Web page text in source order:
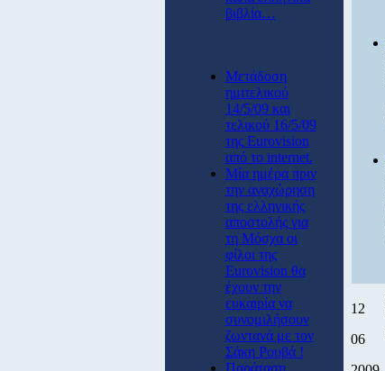
βιβλία…
Μετάδοση
ημιτελικού
14/5/09 και
τελικού 16/5/09
της Eurovision
από το internet.
Μία ημέρα πριν
την αναχώρηση
της ελληνικής
αποστολής για
τη Μόσχα οι
φίλοι της
Eurovision θα
έχουν την
ευκαιρία να
συνομιλήσουν
ζωντανά με τον
Σάκη Ρουβά !
Παράταση
12
06